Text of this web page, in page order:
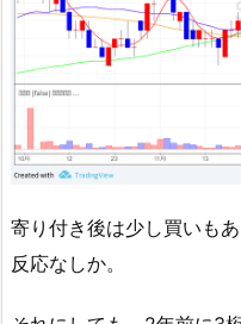
寄り付き後は少し買いも
反応なしか。